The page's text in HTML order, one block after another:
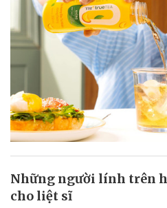
Những người lính trên
cho liệt sĩ